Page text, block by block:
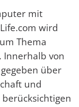
mit
wird
Thema
Innerhalb von
über
und